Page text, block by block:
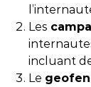
Les
incluant
Le